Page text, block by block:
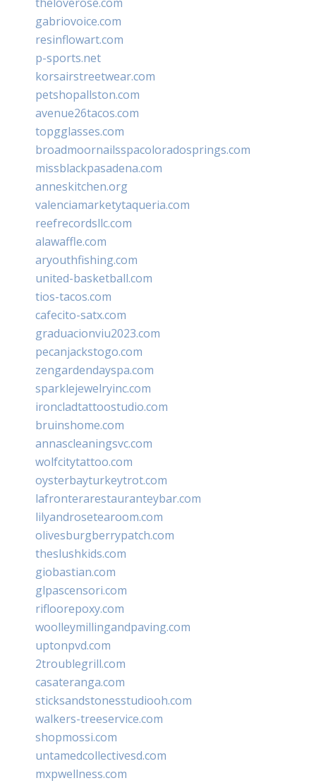
gabriovoice.com
resinflowart.com
p-sports.net
korsairstreetwear.com
petshopallston.com
avenue26tacos.com
topgglasses.com
broadmoornailsspacoloradosprings.com
missblackpasadena.com
anneskitchen.org
valenciamarketytaqueria.com
reefrecordsllc.com
alawaffle.com
aryouthfishing.com
united-basketball.com
tios-tacos.com
cafecito-satx.com
graduacionviu2023.com
pecanjackstogo.com
zengardendayspa.com
sparklejewelryinc.com
ironcladtattoostudio.com
bruinshome.com
annascleaningsvc.com
wolfcitytattoo.com
oysterbayturkeytrot.com
lafronterarestauranteybar.com
lilyandrosetearoom.com
olivesburgberrypatch.com
theslushkids.com
giobastian.com
glpascensori.com
rifloorepoxy.com
woolleymillingandpaving.com
uptonpvd.com
2troublegrill.com
casateranga.com
sticksandstonesstudiooh.com
walkers-treeservice.com
shopmossi.com
untamedcollectivesd.com
mxpwellness.com